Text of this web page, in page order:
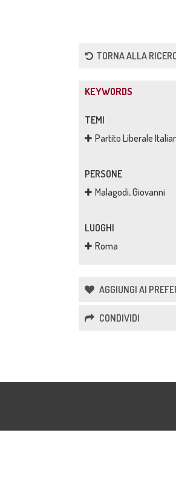
TORNA ALLA
KEYWORDS
TEMI
Partito Liberale
PERSONE
Malagodi, Giovanni
LUOGHI
Roma
AGGIUNGI AI
CONDIVIDI